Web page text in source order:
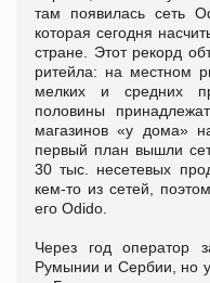
там появилась сеть
которая сегодня
стране. Этот рекорд
ритейла: на местном
мелких и средних
половины
магазинов «у дома»
первый план вышли
30 тыс. несетевых
кем-то из сетей,
его Odido.
Через год оператор
Румынии и Сербии, но